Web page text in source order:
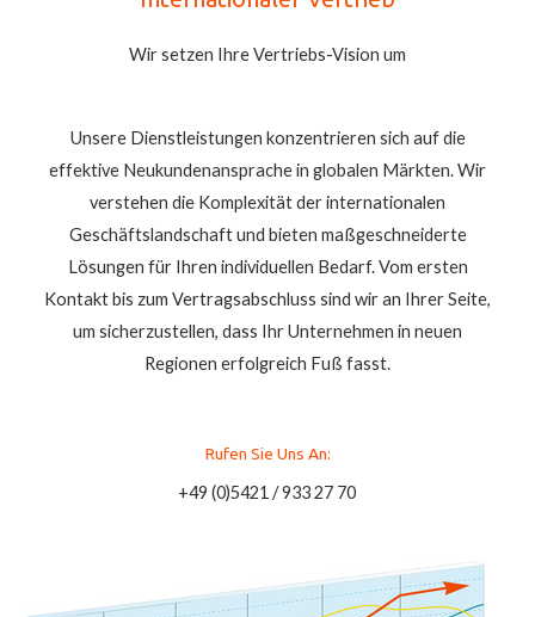
Wir setzen Ihre Vertriebs-Vision um
Unsere Dienstleistungen konzentrieren sich auf die
effektive Neukundenansprache in globalen Märkten. Wir
verstehen die Komplexität der internationalen
Geschäftslandschaft und bieten maßgeschneiderte
Lösungen für Ihren individuellen Bedarf. Vom ersten
Kontakt bis zum Vertragsabschluss sind wir an Ihrer Seite,
um sicherzustellen, dass Ihr Unternehmen in neuen
Regionen erfolgreich Fuß fasst.
Rufen Sie Uns An:
+49 (0)5421 / 933 27 70